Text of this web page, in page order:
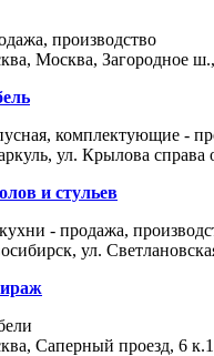
производство
Москва, Загородное
комплектующие -
ул. Крылова
и стульев
- продажа,
ул.
Саперный проезд, 6 к.1